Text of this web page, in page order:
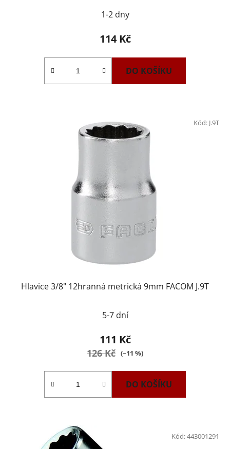
1-2 dny
114 Kč
DO KOŠÍKU
Hlavice 3/8" 12hranná metrická 9mm FACOM J.9T
5-7 dní
111 Kč
126 Kč (–11 %)
DO KOŠÍKU
Kód: J.9T
Kód:443001291